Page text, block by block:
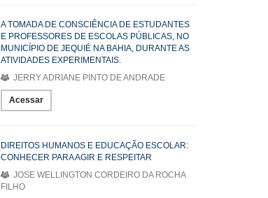
A TOMADA DE CONSCIÊNCIA DE ESTUDANTES
E PROFESSORES DE ESCOLAS PÚBLICAS, NO
MUNICÍPIO DE JEQUIÉ NA BAHIA, DURANTE AS
ATIVIDADES EXPERIMENTAIS.
JERRY ADRIANE PINTO DE ANDRADE
Acessar
DIREITOS HUMANOS E EDUCAÇÃO ESCOLAR:
CONHECER PARA AGIR E RESPEITAR
JOSE WELLINGTON CORDEIRO DA ROCHA
FILHO